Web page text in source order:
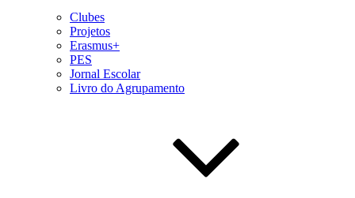
Clubes
Projetos
Erasmus+
PES
Jornal Escolar
Livro do Agrupamento